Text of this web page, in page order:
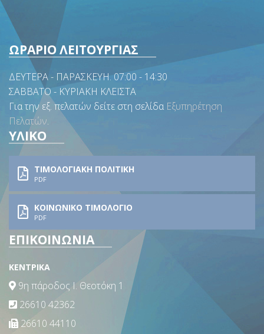
ΩΡΑΡΙΟ ΛΕΙΤΟΥΡΓΙΑΣ
ΔΕΥΤΕΡΑ - ΠΑΡΑΣΚΕΥΗ. 07:00 - 14:30
ΣΑΒΒΑΤΟ - ΚΥΡΙΑΚΗ ΚΛΕΙΣΤΑ
Για την εξ. πελατών δείτε στη σελίδα Εξυπηρέτηση
Πελατών.
ΥΛΙΚΟ
ΤΙΜΟΛΟΓΙΑΚΗ ΠΟΛΙΤΙΚΗ
PDF
ΚΟΙΝΩΝΙΚΟ ΤΙΜΟΛΟΓΙΟ
PDF
ΕΠΙΚΟΙΝΩΝΙΑ
ΚΕΝΤΡΙΚΑ
9η πάροδος Ι. Θεοτόκη 1
26610 42362
26610 44110